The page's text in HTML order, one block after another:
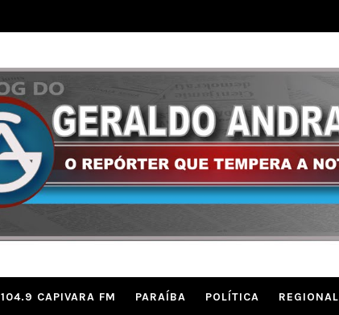
104.9 CAPIVARA FM PARAÍBA POLÍTICA REGIONAL